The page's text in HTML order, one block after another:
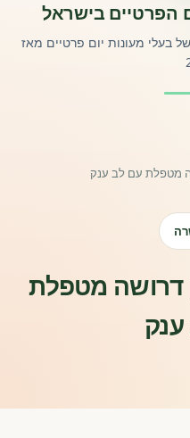
הרך 0-6
הפרטיים בישראל
המקצועי של בעלי מעונות יום פרטיים מאז
מטפלת עם לב ענק
דרושה מטפלת